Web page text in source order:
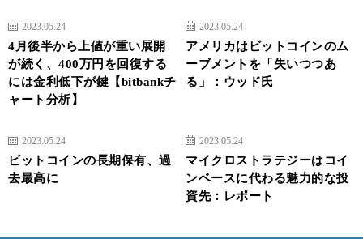
2023.05.24
4月後半から上値が重い展開
が続く、400万円を回復する
には金利低下が鍵【bitbankチ
ャート分析】
2023.05.24
アメリカはビットコインのム
ーブメントを「失いつつあ
る」：ウッド氏
2023.05.24
ビットコインの長期保有、過
去最高に
2023.05.24
マイクロストラテジーはコイ
ンベースに代わる魅力的な投
資先：レポート